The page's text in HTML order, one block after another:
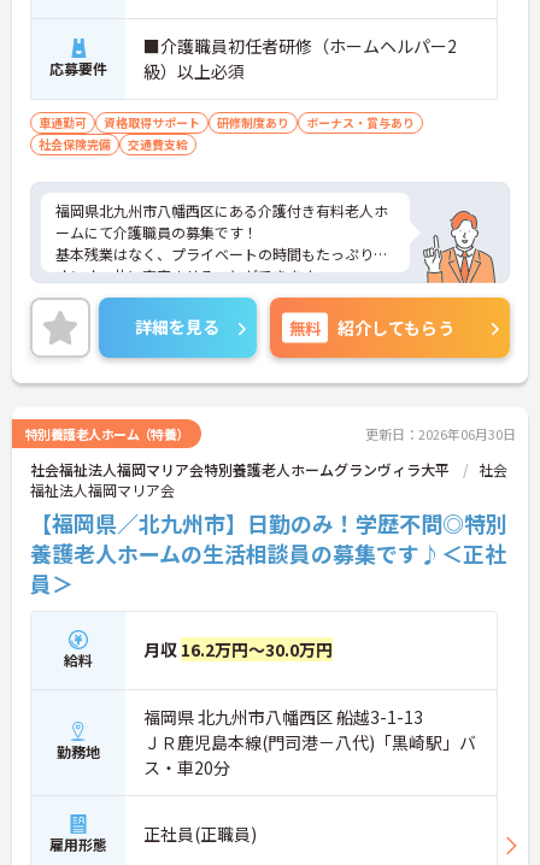
→ 長期的なキャリア形成を目指せる環境です♪
応募要件
■介護職員初任者研修（ホームヘルパー2
級）以上必須
車通勤可 資格取得サポート 研修制度あり
ボーナス・賞与あり
社会保険完備
交通費支給
福岡県北九州市八幡西区にある介護付き有料老人ホ
ームにて介護職員の募集です！
基本残業はなく、プライベートの時間もたっぷり！
オンオフ共に充実させることができます。
無料駐車場があり、マイカー通勤も可能◎離れた地
域にお住まいの方もストレス無く通勤していただけ
ます！
ご興味のある方には、面接対策ポイントなど、さら
に詳細をお話しいたしますのでお気軽にご相談くだ
詳細を見る 無料 紹介してもらう
特別養護老人ホーム（特養） 更新日：2026年06月30日
社会福祉法人福岡マリア会特別養護老人ホームグランヴィラ大平
社会
福祉法人福岡マリア会
【福岡県／北九州市】日勤のみ！学歴不問◎特別
養護老人ホームの生活相談員の募集です♪＜正社
員＞
給料 月収 16.2万円～30.0万円
勤務地
福岡県 北九州市八幡西区 船越3-1-13
ＪＲ鹿児島本線(門司港－八代)「黒崎駅」バ
ス・車20分
雇用形態 正社員(正職員)